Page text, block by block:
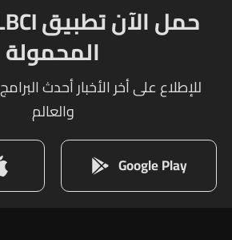
المحمولة
للإطلاع على أخر الأخبار أحدث
والعالم
Google Play